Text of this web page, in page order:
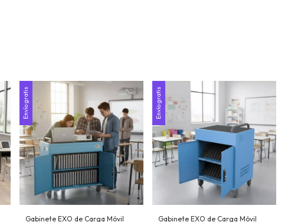
Envío gratis
Gabinete EXO de Carga Móvil
Envío gratis
Gabinete EXO de Carga Móvil